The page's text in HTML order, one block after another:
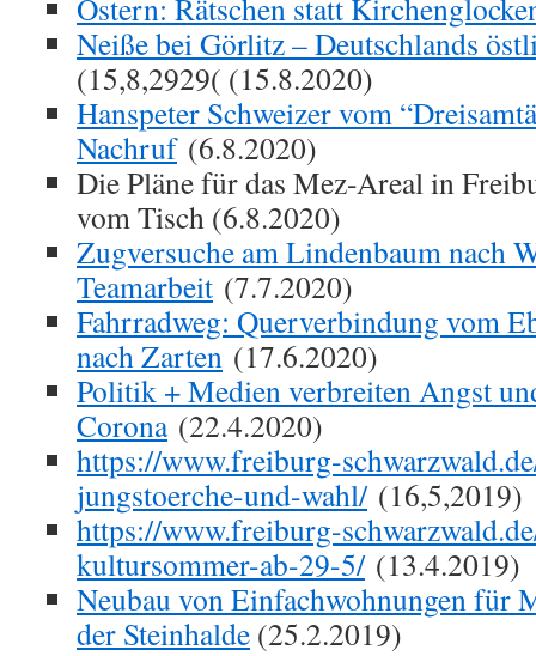
Ostern: Rätschen statt
Neiße bei Görlitz – Deutschlands
(15,8,2929( (15.8.2020)
Hanspeter Schweizer vom
Nachruf(6.8.2020)
Die Pläne für das Mez-Areal in
vom Tisch (6.8.2020)
Zugversuche am Lindenbaum nach
Teamarbeit (7.7.2020)
Fahrradweg: Querverbindung vom
nach Zarten (17.6.2020)
Politik + Medien verbreiten Angst
Corona(22.4.2020)
https://www.freiburg-
jungstoerche-und-wahl/(16,5,2019)
https://www.freiburg-
kultursommer-ab-29-5/(13.4.2019)
Neubau von Einfachwohnungen für
der Steinhalde (25.2.2019)